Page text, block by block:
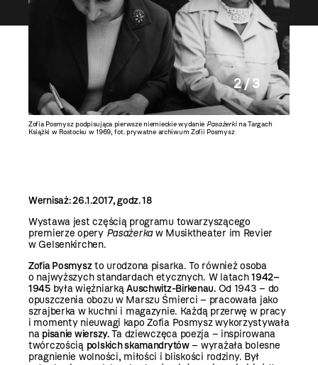
Zofia Posmysz podpisująca pierwsze niemieckie wydanie Pasażerkina Targach
Książki w Rostocku w 1969, fot. prywatne archiwum Zofii Posmysz
2 / 3
Wernisaż: 26.1.2017, godz. 18
Wystawa jest częścią programu towarzyszącego
premierze opery Pasażerkaw Musiktheater im Revier
w Gelsenkirchen.
Zofia Posmyszto urodzona pisarka. To również osoba
o najwyższych standardach etycznych. W latach1942–
1945była więźniarkąAuschwitz-Birkenau.Od 1943 – do
opuszczenia obozu w Marszu Śmierci – pracowała jako
szrajberka w kuchni i magazynie. Każdą przerwę w pracy
i momenty nieuwagi kapo Zofia Posmysz wykorzystywała
na pisanie wierszy.Ta dziewczęca poezja – inspirowana
twórczością polskich skamandrytów– wyrażała bolesne
pragnienie wolności, miłości i bliskości rodziny. Był